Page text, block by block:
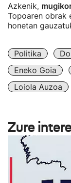
Azkenik,
Topoaren obrak
honetan
Politika
Eneko Goia
Loiola Auzoa
Zure